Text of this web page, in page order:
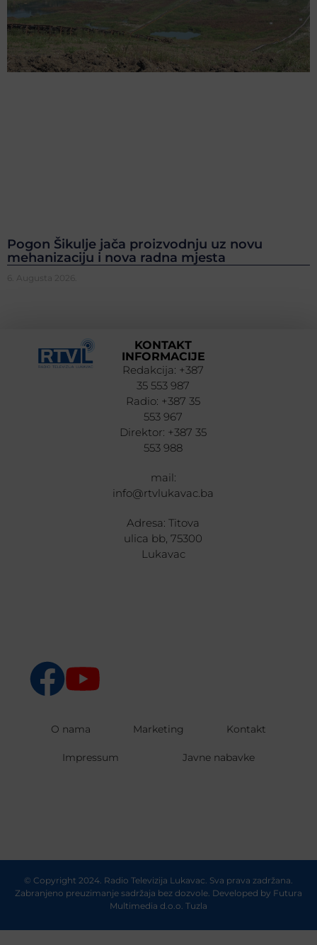
Pogon Šikulje jača proizvodnju uz novu
mehanizaciju i nova radna mjesta
6. Augusta 2026.
KONTAKT
INFORMACIJE
Redakcija: +387
35 553 987
Radio: +387 35
553 967
Direktor: +387 35
553 988
mail:
info@rtvlukavac.ba
Adresa: Titova
ulica bb, 75300
Lukavac
O nama Marketing Kontakt
Impressum Javne nabavke
© Copyright 2024. Radio Televizija Lukavac. Sva prava zadržana.
Zabranjeno preuzimanje sadržaja bez dozvole. Developed by Futura
Multimedia d.o.o. Tuzla